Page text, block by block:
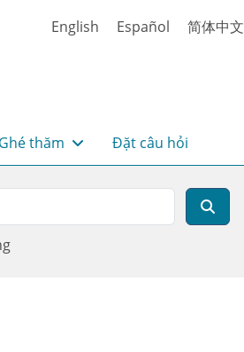
English Español 简体中文
Ghé thăm Đặt câu hỏi